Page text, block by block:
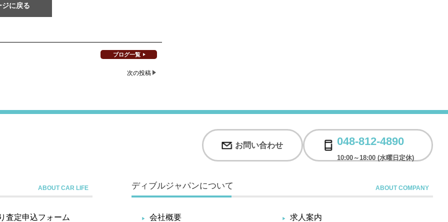
に戻る
ブログ一覧
次の投稿
お問い合わせ 048-812-4890
10:00～18:00 (水曜日定休)
査定申込フォーム
ディブルジャパンについて
会社概要 求人案内